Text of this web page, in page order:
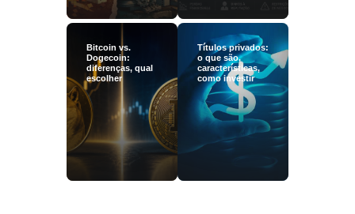
Bitcoin vs.
Dogecoin:
diferenças, qual
escolher
Títulos privados:
o que são,
características,
como investir